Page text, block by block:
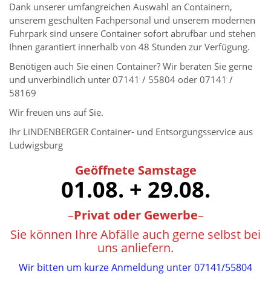
Dank unserer umfangreichen Auswahl an Containern,
unserem geschulten Fachpersonal und unserem modernen
Fuhrpark sind unsere Container sofort abrufbar und stehen
Ihnen garantiert innerhalb von 48 Stunden zur Verfügung.
Benötigen auch Sie einen Container? Wir beraten Sie gerne
und unverbindlich unter 07141 / 55804 oder 07141 /
58169
Wir freuen uns auf Sie.
Ihr LiNDENBERGER Container- und Entsorgungsservice aus
Ludwigsburg
Geöffnete Samstage
01.08. + 29.08.
–Privat oder Gewerbe–
Sie können Ihre Abfälle auch gerne selbst bei
uns anliefern.
Wir bitten um kurze Anmeldung unter 07141/55804